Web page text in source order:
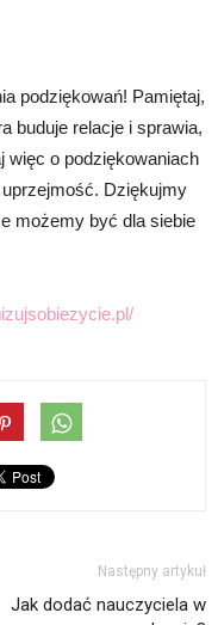
podziękowań! Pamiętaj,
buduje relacje i sprawia,
więc o podziękowaniach
Dziękujmy
możemy być dla siebie
Następny artykuł
Jak dodać nauczyciela w